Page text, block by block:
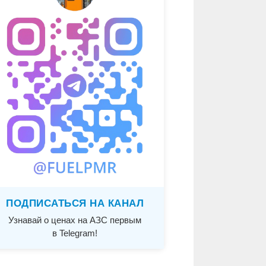
ПОДПИСАТЬСЯ НА КАНАЛ
Узнавай о ценах на АЗС первым
в Telegram!